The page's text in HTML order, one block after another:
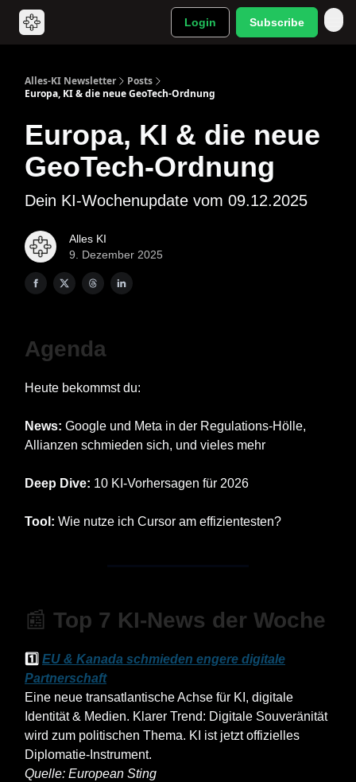
Login Subscribe
Alles-KI Newsletter
Posts
Europa, KI & die neue GeoTech-Ordnung
Europa, KI & die neue
GeoTech-Ordnung
Dein KI-Wochenupdate vom 09.12.2025
Alles KI
9. Dezember 2025
Agenda
Heute bekommst du:
News: Google und Meta in der Regulations-Hölle,
Allianzen schmieden sich, und vieles mehr
Deep Dive: 10 KI-Vorhersagen für 2026
Tool: Wie nutze ich Cursor am effizientesten?
📰 Top 7 KI-News der Woche
1️⃣ EU & Kanada schmieden engere digitale
Partnerschaft
Eine neue transatlantische Achse für KI, digitale
Identität & Medien. Klarer Trend: Digitale Souveränität
wird zum politischen Thema. KI ist jetzt offizielles
Diplomatie-Instrument.
Quelle: European Sting